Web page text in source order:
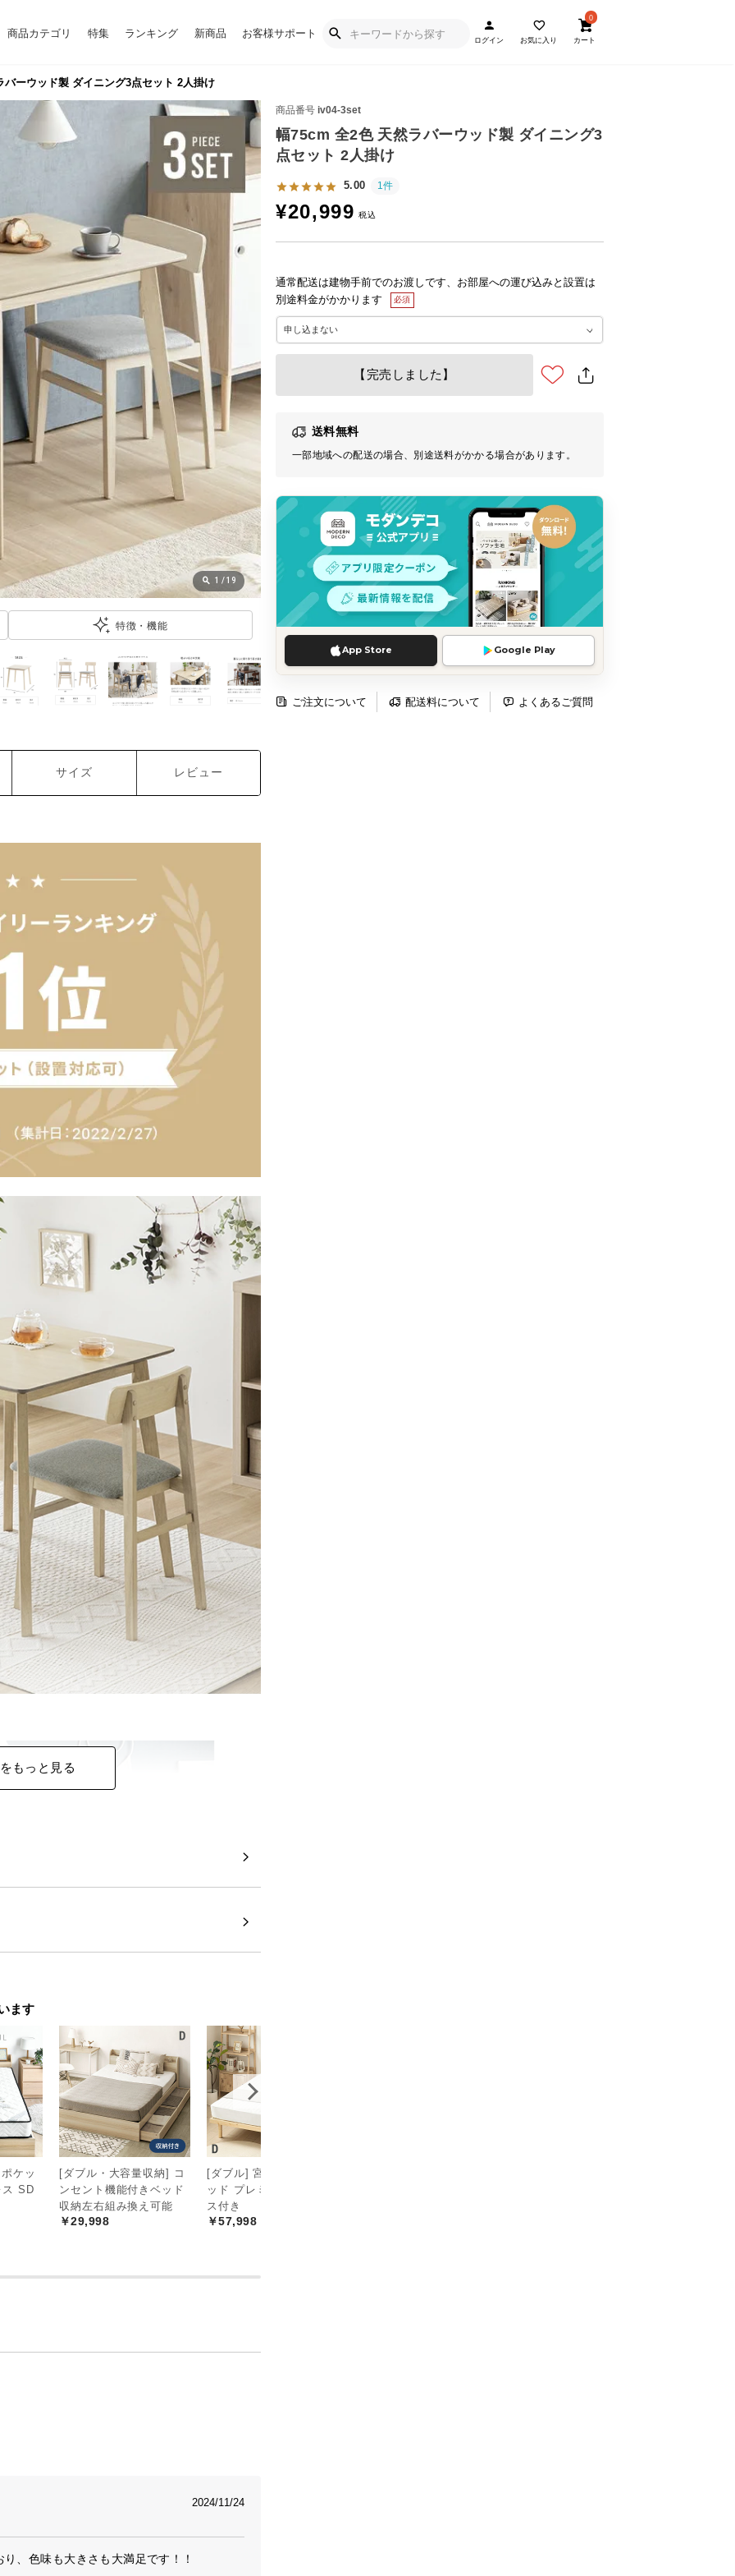
商品カテゴリ 特集 ランキング 新商品 お客様サポート
ログイン お気に入り
0
カート
ーウッド製 ダイニング3点セット 2人掛け
商品番号 iv04-3set
幅75cm 全2色 天然ラバーウッド製 ダイニング3
点セット 2人掛け
5.00 1件
¥20,999
通常配送は建物手前でのお渡しです、お部屋への運び込みと設置は
別途料金がかかります
【完売しました】
送料無料
一部地域への配送の場合、別途送料がかかる場合があります。
App Store Google Play
ご注文について 配送料について よくあるご質問
1 /19
特徴・機能
サイズ レビュー
もっと見る
ます
ケッ
ス SD
[ダブル・大容量収納] コ
ンセント機能付きベッド
収納左右組み換え可能
￥29,998
[ダブル] 宮付きすのこベ
ッド プレミアムマットレ
ス付き
￥57,998
2024/11/24
、色味も大きさも大満足です！！